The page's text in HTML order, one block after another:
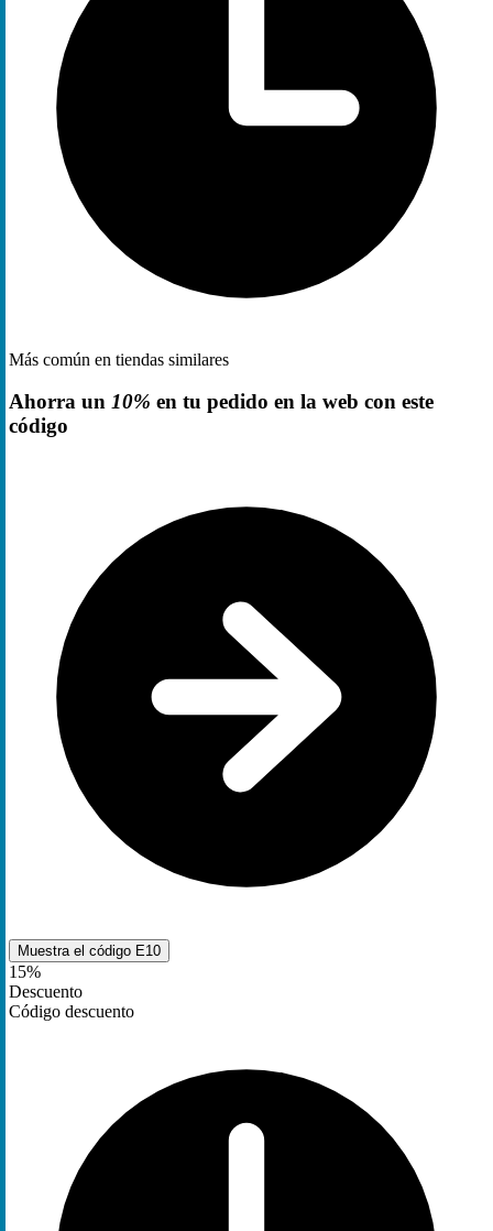
Más común en tiendas similares
Ahorra un 10% en tu pedido en la web con este
código
Muestra el código E10
15%
Descuento
Código descuento